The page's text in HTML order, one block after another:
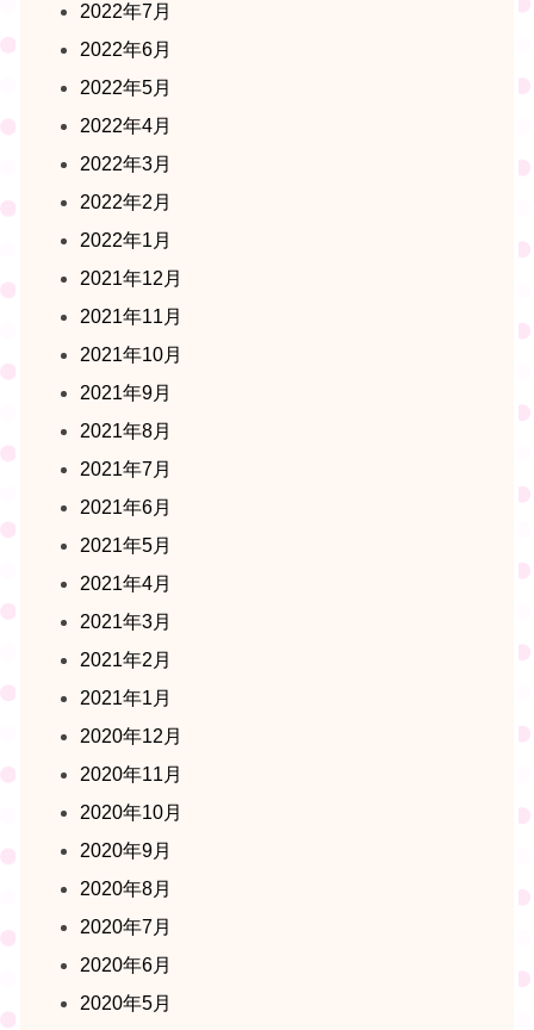
2022年7月
2022年6月
2022年5月
2022年4月
2022年3月
2022年2月
2022年1月
2021年12月
2021年11月
2021年10月
2021年9月
2021年8月
2021年7月
2021年6月
2021年5月
2021年4月
2021年3月
2021年2月
2021年1月
2020年12月
2020年11月
2020年10月
2020年9月
2020年8月
2020年7月
2020年6月
2020年5月